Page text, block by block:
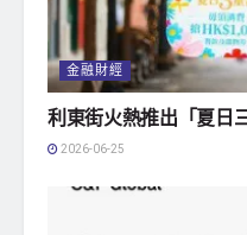
金融財經
利東街火熱推出「夏日
2026-06-25